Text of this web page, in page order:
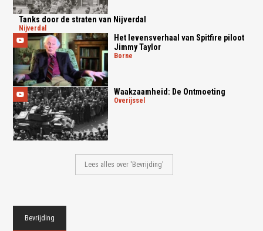
Tanks door de straten van Nijverdal
nijverdal
Het levensverhaal van Spitfire piloot
Jimmy Taylor
borne
Waakzaamheid: De Ontmoeting
overijssel
Lees alles over 'Bevrijding'
Bevrijding